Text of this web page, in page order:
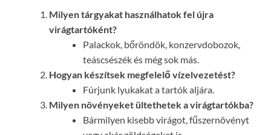
Milyen tárgyakat használhatok fel újra
virágtartóként?
Palackok, bőröndök, konzervdobozok,
teáscsészék és még sok más.
Hogyan készítsek megfelelő vízelvezetést?
Fúrjunk lyukakat a tartók aljára.
Milyen növényeket ültethetek a virágtartókba?
Bármilyen kisebb virágot, fűszernövényt